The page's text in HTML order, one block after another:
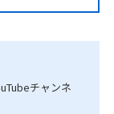
チャンネ